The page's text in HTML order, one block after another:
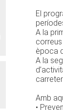
El
A la
època
A la
Amb
•